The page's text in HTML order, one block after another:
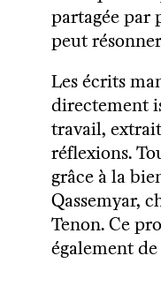
partagée par
peut
Les écrits
directement
travail,
réflexions.
grâce à la
Qassemyar,
Tenon. Ce
également